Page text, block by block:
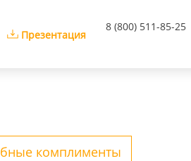
Презентация
8 (800) 511-85-25
комплименты